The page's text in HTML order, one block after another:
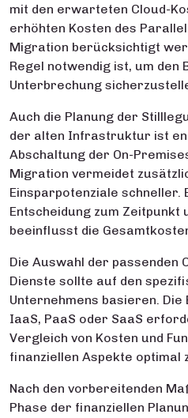
mit den erwarteten Cloud-
erhöhten Kosten des
Migration berücksichtigt
Regel notwendig ist, um den
Unterbrechung
Auch die Planung der
der alten Infrastruktur ist
Abschaltung der On-
Migration vermeidet
Einsparpotenziale schneller.
Entscheidung zum Zeitpunkt
beeinflusst die
Die Auswahl der passenden
Dienste sollte auf den
Unternehmens basieren. Die
IaaS, PaaS oder SaaS
Vergleich von Kosten und
finanziellen Aspekte optimal
Nach den vorbereitenden
Phase der finanziellen